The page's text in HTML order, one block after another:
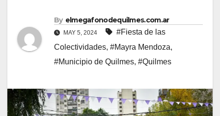
By elmegafonodequilmes.com.ar
MAY 5, 2024
#Fiesta de las
Colectividades, #Mayra Mendoza,
#Municipio de Quilmes, #Quilmes